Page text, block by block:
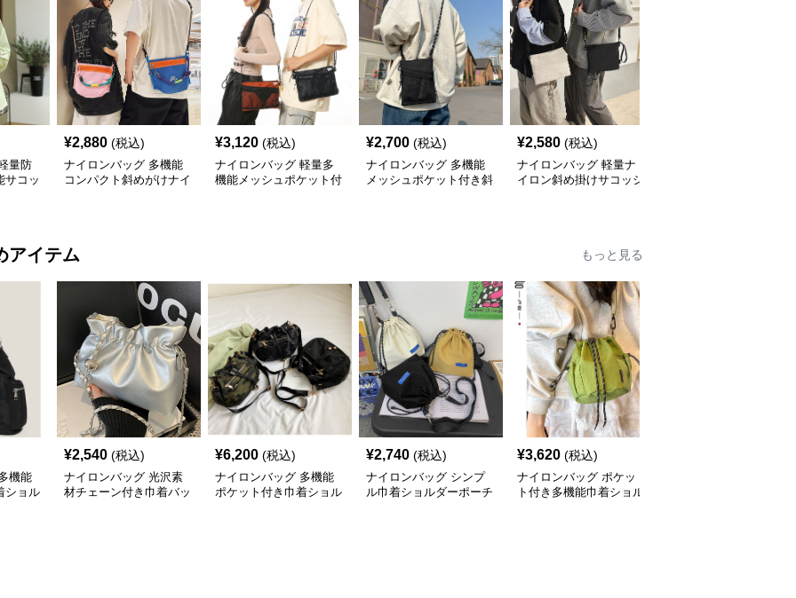
量防
サコッ
¥2,880 (税込)
ナイロンバッグ 多機能
コンパクト斜めがけナイ
¥3,120 (税込)
ナイロンバッグ 軽量多
機能メッシュポケット付
¥2,700 (税込)
ナイロンバッグ 多機能
メッシュポケット付き斜
¥2,580 (税込)
ナイロンバッグ 軽量ナ
イロン斜め掛けサコッシ
アイテム もっと見る
機能
ショル
¥2,540 (税込)
ナイロンバッグ 光沢素
材チェーン付き巾着バッ
¥6,200 (税込)
ナイロンバッグ 多機能
ポケット付き巾着ショル
¥2,740 (税込)
ナイロンバッグ シンプ
ル巾着ショルダーポーチ
¥3,620 (税込)
ナイロンバッグ ポケッ
ト付き多機能巾着ショル